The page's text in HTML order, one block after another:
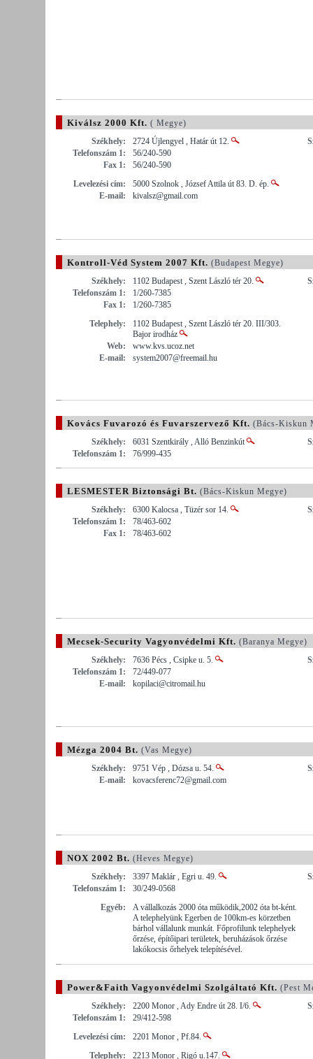
Kiválsz 2000 Kft. ( Megye)
Székhely:
2724 Újlengyel , Határ út 12.
Telefonszám 1:
56/240-590
Fax 1:
56/240-590
Levelezési cím:
5000 Szolnok , József Attila út 83. D. ép.
E-mail:
kivalsz@gmail.com
Kontroll-Véd System 2007 Kft. (Budapest Megye)
Székhely:
1102 Budapest , Szent László tér 20.
Telefonszám 1:
1/260-7385
Fax 1:
1/260-7385
Telephely:
1102 Budapest , Szent László tér 20. III/303.
Bajor irodház
Web:
www.kvs.ucoz.net
E-mail:
system2007@freemail.hu
Kovács Fuvarozó és Fuvarszervező Kft. (Bács-Kiskun
Székhely:
6031 Szentkirály , Alló Benzinkút
Telefonszám 1:
76/999-435
LESMESTER Biztonsági Bt. (Bács-Kiskun Megye)
Székhely:
6300 Kalocsa , Tüzér sor 14.
Telefonszám 1:
78/463-602
Fax 1:
78/463-602
Mecsek-Security Vagyonvédelmi Kft. (Baranya Megye)
Székhely:
7636 Pécs , Csipke u. 5.
Telefonszám 1:
72/449-077
E-mail:
kopilaci@citromail.hu
Mézga 2004 Bt. (Vas Megye)
Székhely:
9751 Vép , Dózsa u. 54.
E-mail:
kovacsferenc72@gmail.com
NOX 2002 Bt. (Heves Megye)
Székhely:
3397 Maklár , Egri u. 49.
Telefonszám 1:
30/249-0568
Egyéb:
A vállalkozás 2000 óta működik,2002 óta bt-ként.
A telephelyünk Egerben de 100km-es körzetben
bárhol vállalunk munkát. Főprofilunk telephelyek
őrzése, építőipari területek, beruházások őrzése
lakókocsis őrhelyek telepítésével.
Power&Faith Vagyonvédelmi Szolgáltató Kft. (Pest
Székhely:
2200 Monor , Ady Endre út 28. I/6.
Telefonszám 1:
29/412-598
Levelezési cím:
2201 Monor , Pf.84.
Telephely:
2213 Monor , Rigó u.147.